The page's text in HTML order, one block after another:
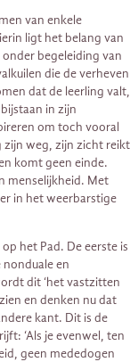
van enkele
ligt het belang van
begeleiding van
die de verheven
dat de leerling valt,
in zijn
om toch vooral
zijn weg, zijn zicht reikt
komt geen einde.
menselijkheid. Met
in het weerbarstige
het Pad. De eerste is
en
dit ‘het vastzitten
en denken nu dat
kant. Dit is de
‘Als je evenwel, ten
geen mededogen